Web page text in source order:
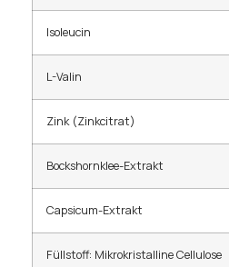
Isoleucin
L-Valin
Zink (Zinkcitrat)
Bockshornklee-Extrakt
Capsicum-Extrakt
Füllstoff: Mikrokristalline Cellulose